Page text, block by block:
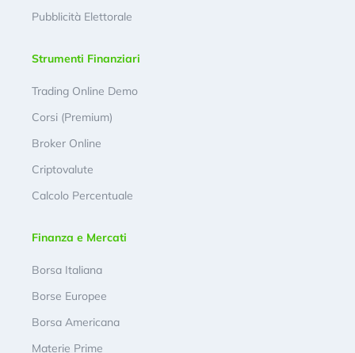
Pubblicità Elettorale
Strumenti Finanziari
Trading Online Demo
Corsi (Premium)
Broker Online
Criptovalute
Calcolo Percentuale
Finanza e Mercati
Borsa Italiana
Borse Europee
Borsa Americana
Materie Prime